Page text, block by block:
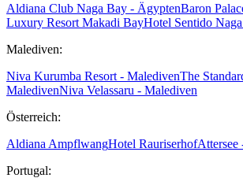
Aldiana Club Naga Bay - ÄgyptenBaron
Luxury Resort Makadi BayHotel Sentido
Malediven:
Niva Kurumba Resort - MaledivenThe
MaledivenNiva Velassaru - Malediven
Österreich:
Aldiana AmpflwangHotel RauriserhofAttersee
Portugal: